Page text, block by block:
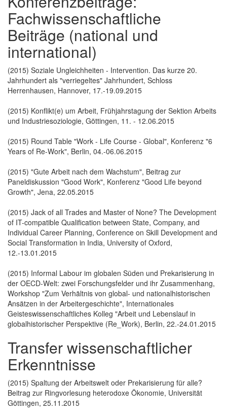
Fachwissenschaftliche
Beiträge (national und
international)
(2015) Soziale Ungleichheiten - Intervention. Das kurze 20.
Jahrhundert als "verriegeltes" Jahrhundert, Schloss
Herrenhausen, Hannover, 17.-19.09.2015
(2015) Konflikt(e) um Arbeit, Frühjahrstagung der Sektion Arbeits
und Industriesoziologie, Göttingen, 11. - 12.06.2015
(2015) Round Table "Work - Life Course - Global", Konferenz "6
Years of Re-Work", Berlin, 04.-06.06.2015
(2015) "Gute Arbeit nach dem Wachstum", Beitrag zur
Paneldiskussion "Good Work", Konferenz "Good Life beyond
Growth", Jena, 22.05.2015
(2015) Jack of all Trades and Master of None? The Development
of IT-compatible Qualification between State, Company, and
Individual Career Planning, Conference on Skill Development and
Social Transformation in India, University of Oxford,
12.-13.01.2015
(2015) Informal Labour im globalen Süden und Prekarisierung in
der OECD-Welt: zwei Forschungsfelder und ihr Zusammenhang,
Workshop "Zum Verhältnis von global- und nationalhistorischen
Ansätzen in der Arbeitergeschichte", Internationales
Geisteswissenschaftliches Kolleg "Arbeit und Lebenslauf in
globalhistorischer Perspektive (Re_Work), Berlin, 22.-24.01.2015
Transfer wissenschaftlicher
Erkenntnisse
(2015) Spaltung der Arbeitswelt oder Prekarisierung für alle?
Beitrag zur Ringvorlesung heterodoxe Ökonomie, Universität
Göttingen, 25.11.2015